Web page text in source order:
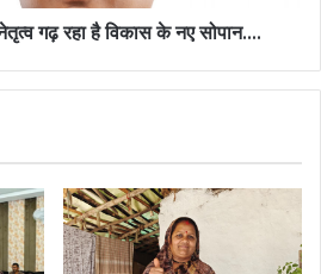
गढ़ रहा है विकास के नए सोपान….